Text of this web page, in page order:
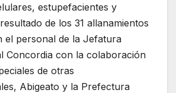
estupefacientes y
de los 31 allanamientos
el personal de la Jefatura
Concordia con la colaboración
de otras
Abigeato y la Prefectura